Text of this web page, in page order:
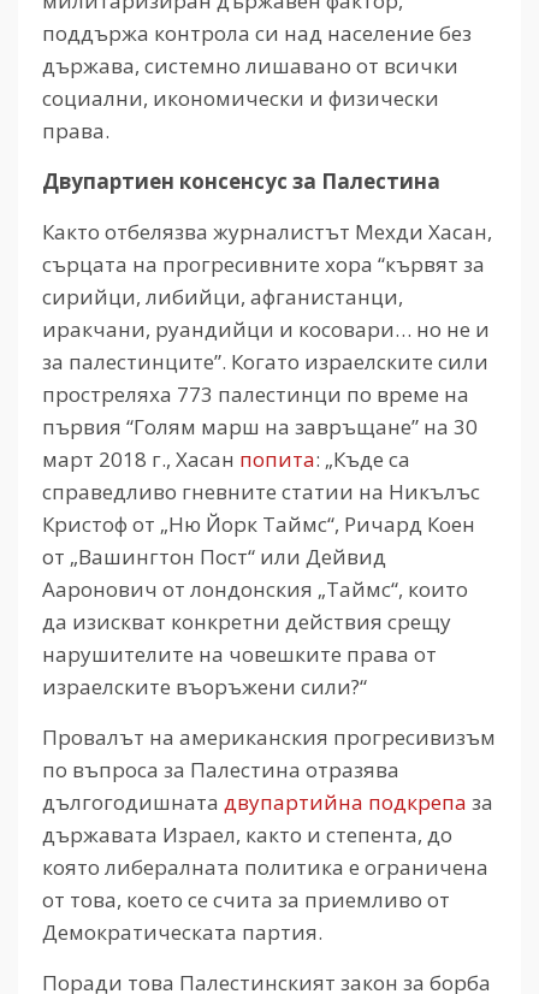
поддържа контрола си над население без
държава, системно лишавано от всички
социални, икономически и физически
права.
Двупартиен консенсус за Палестина
Както отбелязва журналистът Мехди Хасан,
сърцата на прогресивните хора “кървят за
сирийци, либийци, афганистанци,
иракчани, руандийци и косовари… но не и
за палестинците”. Когато израелските сили
простреляхa 773 палестинци по време на
първия “Голям марш на завръщане” на 30
март 2018 г., Хасан попита: „Къде са
справедливо гневните статии на Никълъс
Кристоф от „Ню Йорк Таймс“, Ричард Коен
от „Вашингтон Пост“ или Дейвид
Ааронович от лондонския „Таймс“, които
да изискват конкретни действия срещу
нарушителите на човешките права от
израелските въоръжени сили?“
Провалът на американския прогресивизъм
по въпроса за Палестина отразява
дългогодишната двупартийна подкрепа за
държавата Израел, както и степента, до
която либералната политика е ограничена
от това, което се счита за приемливо от
Демократическата партия.
Поради това Палестинският закон за борба